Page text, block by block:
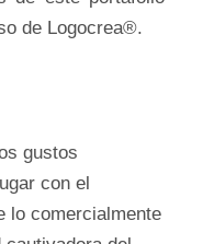
de Logocrea®.
gustos
con el
lo comercialmente